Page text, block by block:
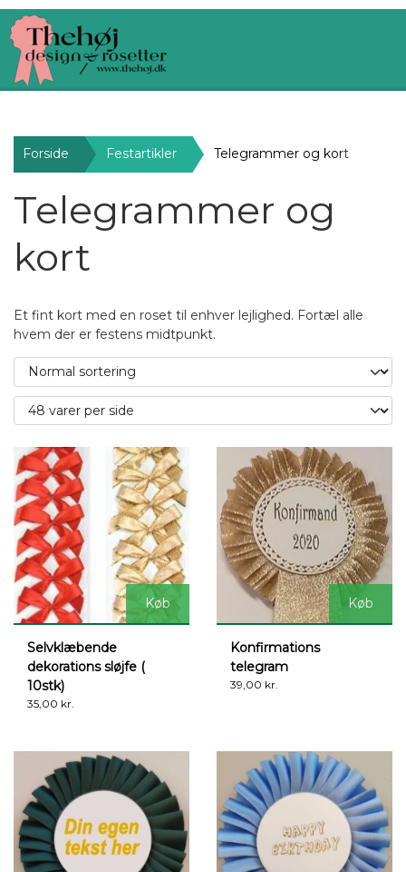
Forside Festartikler Telegrammer og kort
Telegrammer og
kort
Et fint kort med en roset til enhver lejlighed. Fortæl alle
hvem der er festens midtpunkt.
Køb
Selvklæbende
dekorations sløjfe (
10stk)
35,00 kr.
Køb
Konfirmations
telegram
39,00 kr.